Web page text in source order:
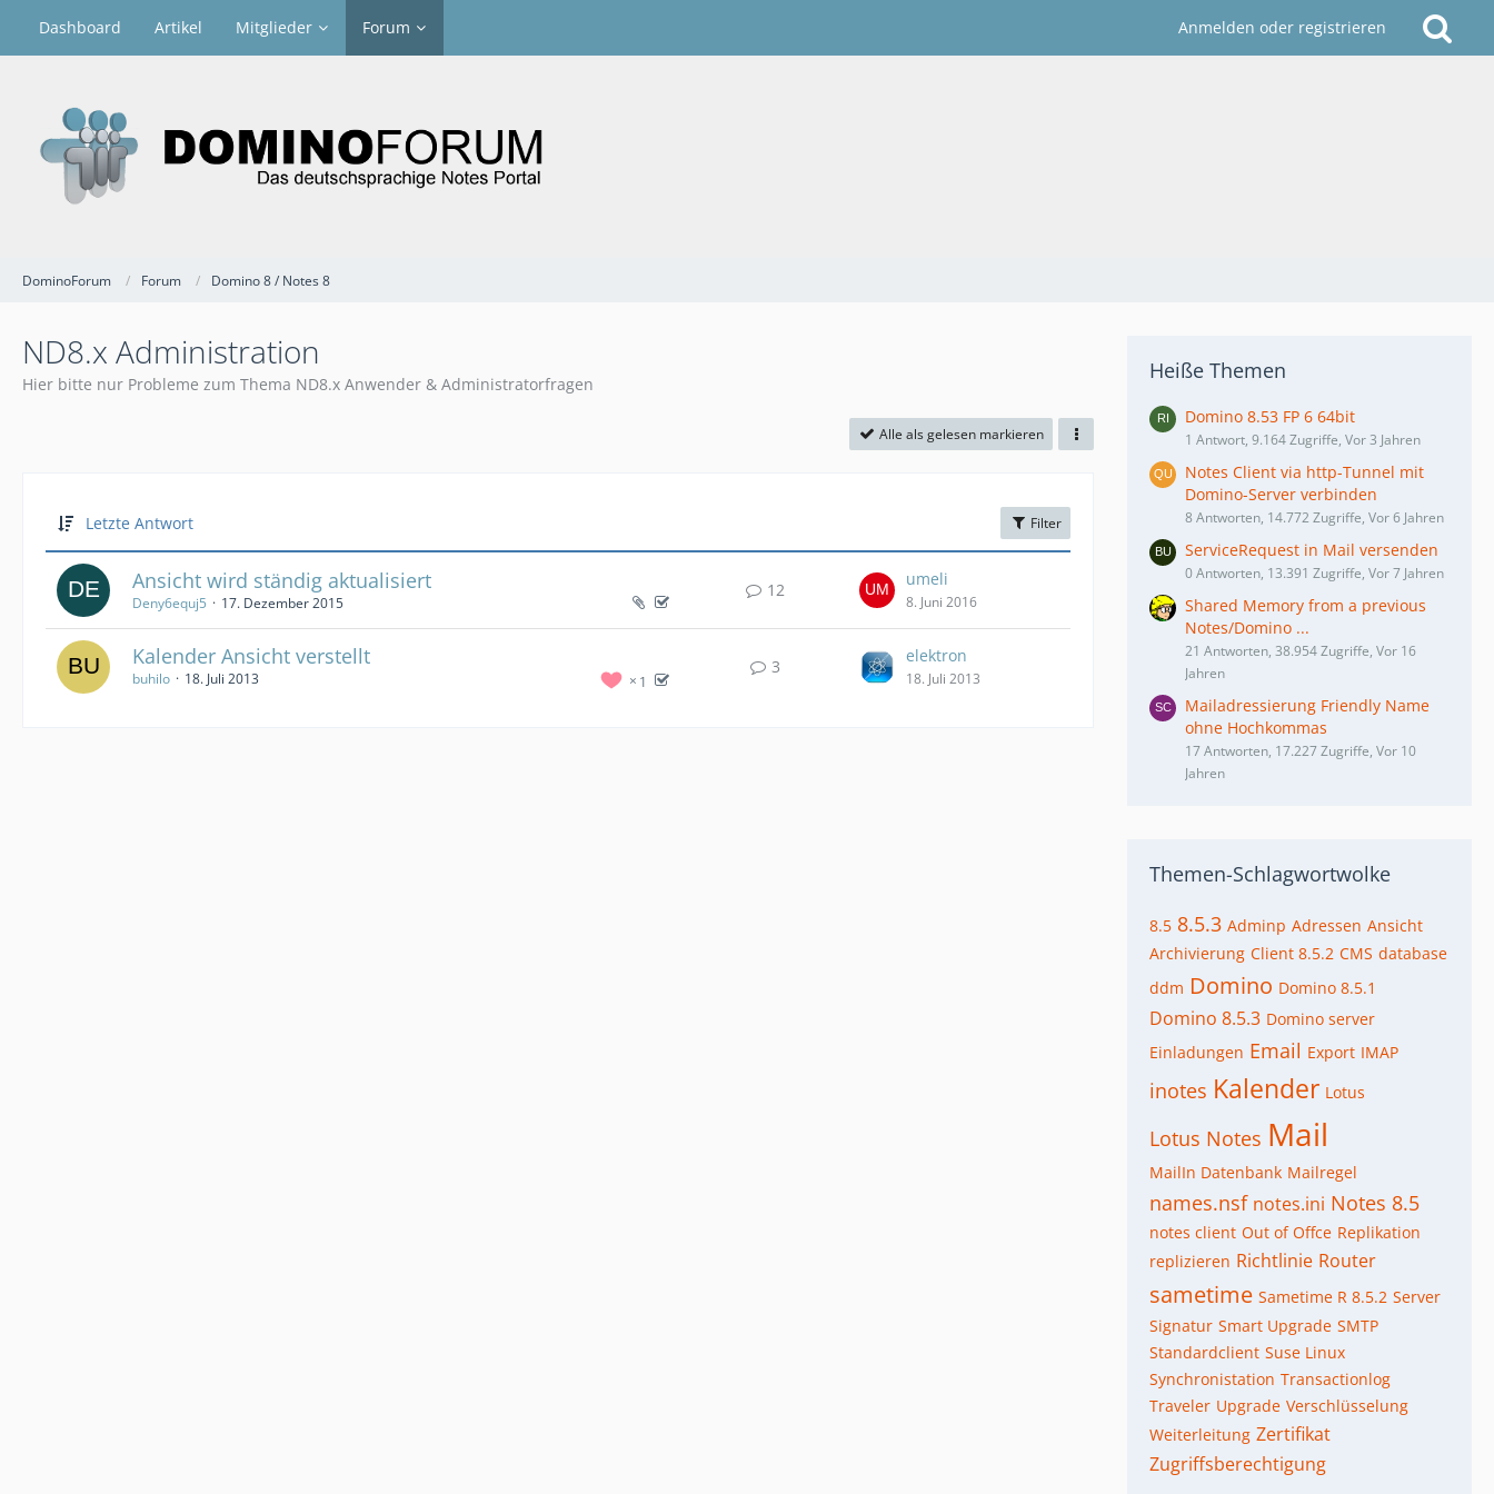
Dashboard Artikel Mitglieder Forum Anmelden oder registrieren
DominoForum Forum Domino 8 / Notes 8
ND8.x Administration
Hier bitte nur Probleme zum Thema ND8.x Anwender & Administratorfragen
Alle als gelesen markieren
Letzte Antwort Filter
Ansicht wird ständig aktualisiert
Deny6equj5 17. Dezember 2015
12
umeli
8. Juni 2016
Kalender Ansicht verstellt
1
buhilo 18. Juli 2013
3
elektron
18. Juli 2013
Heiße Themen
Domino 8.53 FP 6 64bit
1 Antwort, 9.164 Zugriffe, Vor 3 Jahren
Notes Client via http-Tunnel mit
Domino-Server verbinden
8 Antworten, 14.772 Zugriffe, Vor 6 Jahren
ServiceRequest in Mail versenden
0 Antworten, 13.391 Zugriffe, Vor 7 Jahren
Shared Memory from a previous
Notes/Domino ...
21 Antworten, 38.954 Zugriffe, Vor 16
Jahren
Mailadressierung Friendly Name
ohne Hochkommas
17 Antworten, 17.227 Zugriffe, Vor 10
Jahren
Themen-Schlagwortwolke
8.5 8.5.3 Adminp Adressen Ansicht
Archivierung Client 8.5.2 CMS database
ddm Domino Domino 8.5.1
Domino 8.5.3 Domino server
Einladungen Email Export IMAP
inotes Kalender Lotus
Lotus Notes Mail
MailIn Datenbank Mailregel
names.nsf notes.ini Notes 8.5
notes client Out of Offce Replikation
replizieren Richtlinie Router
sametime Sametime R 8.5.2 Server
Signatur Smart Upgrade SMTP
Standardclient Suse Linux
Synchronistation Transactionlog
Traveler Upgrade Verschlüsselung
Weiterleitung Zertifikat
Zugriffsberechtigung